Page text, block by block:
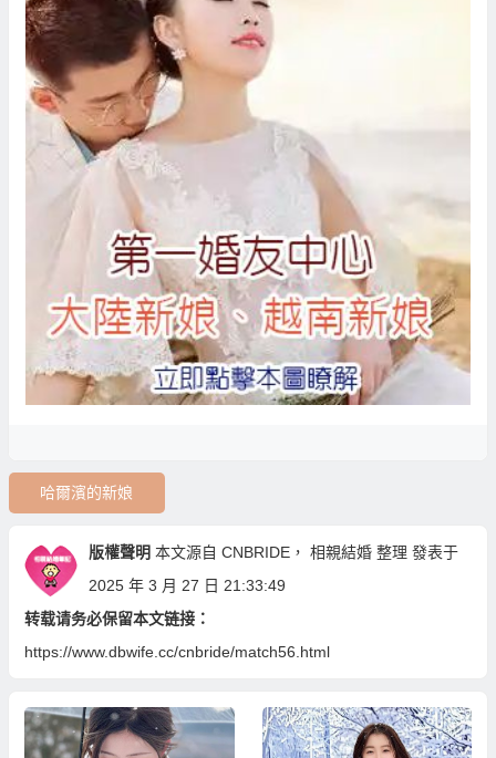
哈爾濱的新娘
版權聲明 本文源自 CNBRIDE， 相親結婚整理 發表于
2025 年 3 月 27 日 21:33:49
转载请务必保留本文链接：
https://www.dbwife.cc/cnbride/match56.html